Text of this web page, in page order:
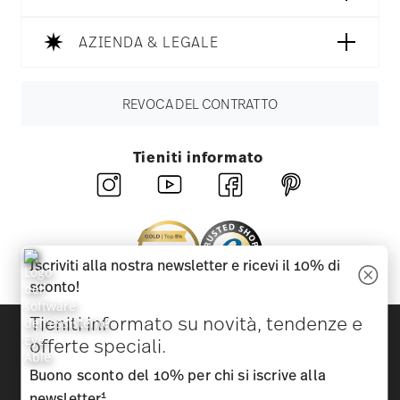
AZIENDA & LEGALE
REVOCA DEL CONTRATTO
Tieniti informato
Scopri tutti i nostri brand
Bellezza e funzionalità per la tua casa
Homepage
Iscriviti alla nostra newsletter e ricevi il 10% di
sconto!
Tieniti informato su novità, tendenze e
offerte speciali.
Buono sconto del 10% per chi si iscrive alla
1